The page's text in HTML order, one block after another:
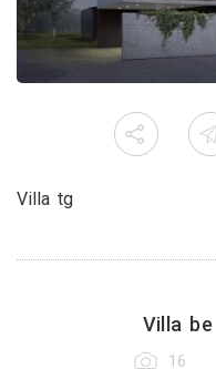
Villa tg
Villa
16